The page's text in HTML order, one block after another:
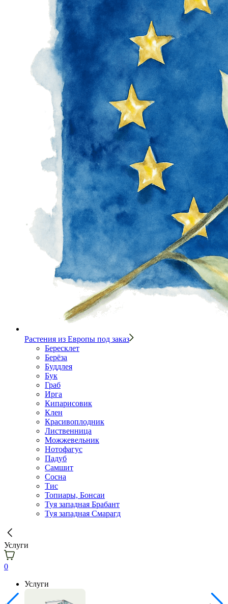
Растения из Европы под заказ
Бересклет
Берёза
Буддлея
Бук
Граб
Ирга
Кипарисовик
Клен
Красивоплодник
Лиственница
Можжевельник
Нотофагус
Падуб
Самшит
Сосна
Тис
Топиары, Бонсаи
Туя западная Брабант
Туя западная Смарагд
Услуги
0
Услуги